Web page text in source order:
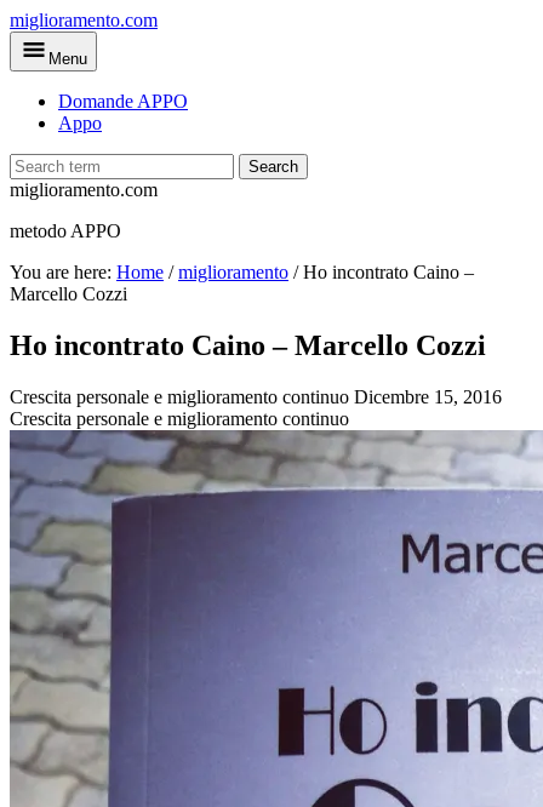
Skip
to
main
miglioramento.com
Menu
Domande APPO
Appo
Search
miglioramento.com
metodo APPO
You are here: Home /miglioramento /Ho incontrato Caino –
Marcello Cozzi
Ho incontrato Caino – Marcello Cozzi
Crescita personale e miglioramento continuo Dicembre 15, 2016
Crescita personale e miglioramento continuo